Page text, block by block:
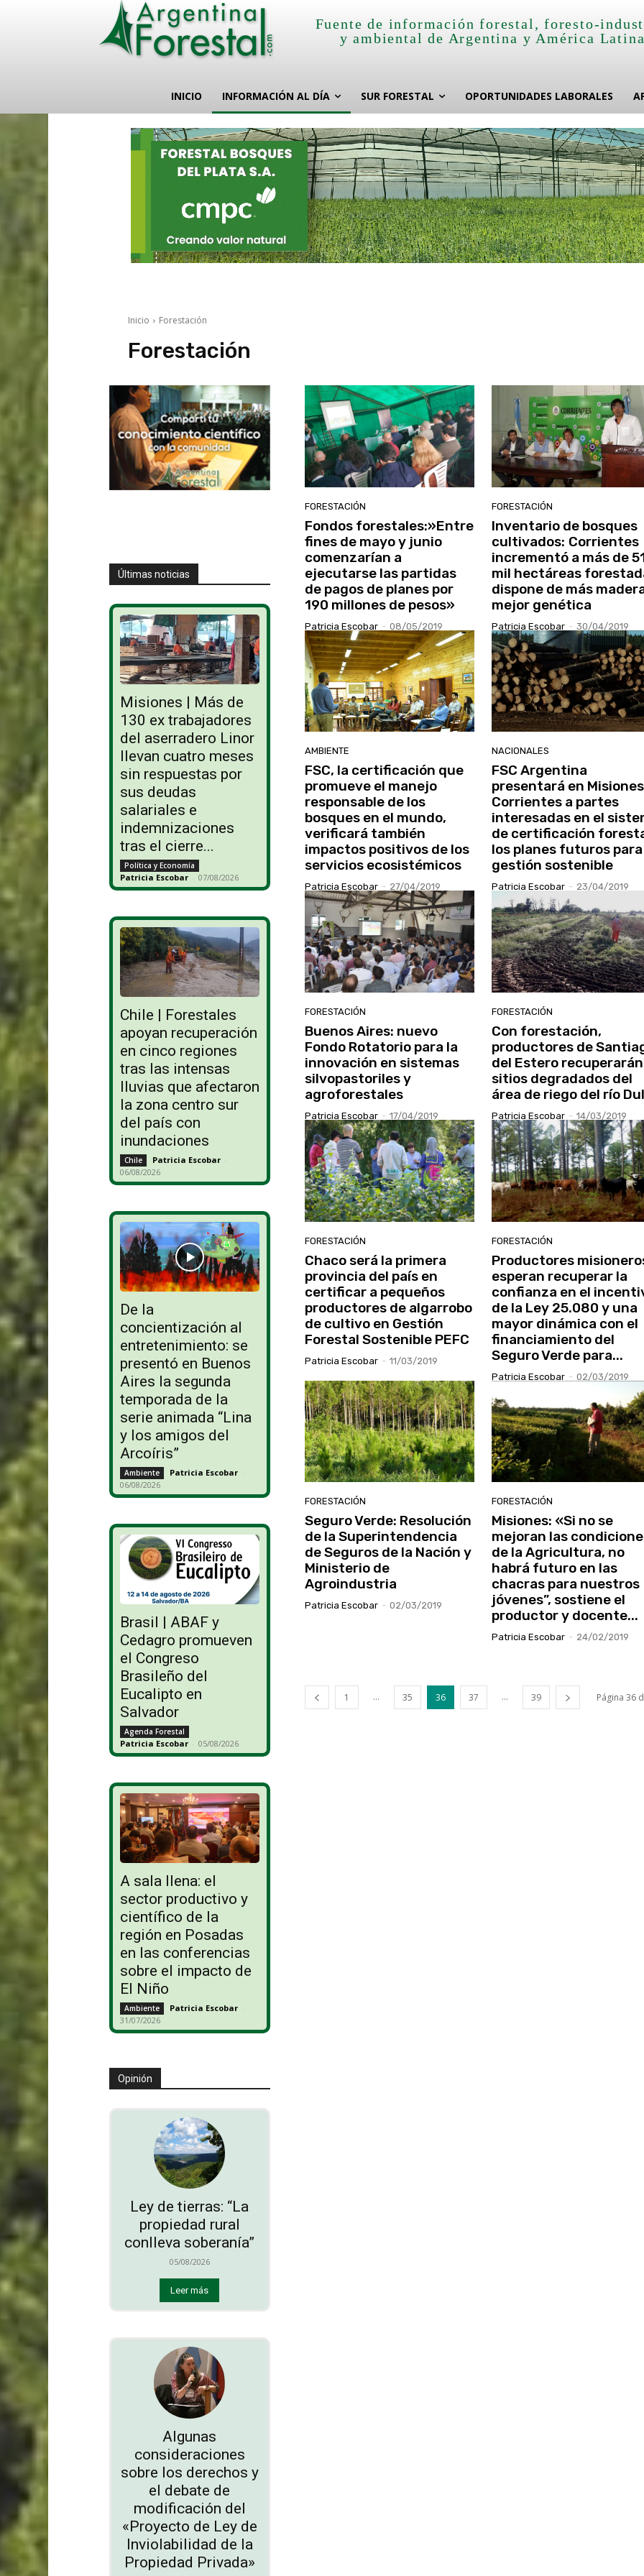
Fuente de información forestal, foresto-
y ambiental de Argentina y América
INICIO INFORMACIÓN AL DÍA SUR FORESTAL OPORTUNIDADES LABORALES
Inicio Forestación
Forestación
Últimas noticias
Misiones | Más de
130 ex trabajadores
del aserradero Linor
llevan cuatro meses
sin respuestas por
sus deudas
salariales e
indemnizaciones
tras el cierre...
Política y Economía
Patricia Escobar - 07/08/2026
Chile | Forestales
apoyan recuperación
en cinco regiones
tras las intensas
lluvias que afectaron
la zona centro sur
del país con
inundaciones
Chile Patricia Escobar -
06/08/2026
De la
concientización al
entretenimiento: se
presentó en Buenos
Aires la segunda
temporada de la
serie animada “Lina
y los amigos del
Arcoíris”
Ambiente Patricia Escobar -
06/08/2026
Brasil | ABAF y
Cedagro promueven
el Congreso
Brasileño del
Eucalipto en
Salvador
Agenda Forestal
Patricia Escobar - 05/08/2026
A sala llena: el
sector productivo y
científico de la
región en Posadas
en las conferencias
sobre el impacto de
El Niño
Ambiente Patricia Escobar -
31/07/2026
Opinión
Ley de tierras: “La
propiedad rural
conlleva soberanía”
05/08/2026
Leer más
Algunas
consideraciones
sobre los derechos y
el debate de
modificación del
«Proyecto de Ley de
Inviolabilidad de la
Propiedad Privada»
FORESTACIÓN
Fondos forestales:»Entre
fines de mayo y junio
comenzarían a
ejecutarse las partidas
de pagos de planes por
190 millones de pesos»
Patricia Escobar - 08/05/2019
FORESTACIÓN
Inventario de bosques
cultivados: Corrientes
incrementó a más de
mil hectáreas
dispone de más
mejor genética
Patricia Escobar - 30/04/2019
AMBIENTE
FSC, la certificación que
promueve el manejo
responsable de los
bosques en el mundo,
verificará también
impactos positivos de los
servicios ecosistémicos
Patricia Escobar - 27/04/2019
NACIONALES
FSC Argentina
presentará en
Corrientes a partes
interesadas en el
de certificación
los planes futuros
gestión sostenible
Patricia Escobar - 23/04/2019
FORESTACIÓN
Buenos Aires: nuevo
Fondo Rotatorio para la
innovación en sistemas
silvopastoriles y
agroforestales
Patricia Escobar - 17/04/2019
FORESTACIÓN
Con forestación,
productores de
del Estero recuperarán
sitios degradados del
área de riego del río
Patricia Escobar - 14/03/2019
FORESTACIÓN
Chaco será la primera
provincia del país en
certificar a pequeños
productores de algarrobo
de cultivo en Gestión
Forestal Sostenible PEFC
Patricia Escobar - 11/03/2019
FORESTACIÓN
Productores
esperan recuperar la
confianza en el
de la Ley 25.080 y una
mayor dinámica con el
financiamiento del
Seguro Verde para...
Patricia Escobar - 02/03/2019
FORESTACIÓN
Seguro Verde: Resolución
de la Superintendencia
de Seguros de la Nación y
Ministerio de
Agroindustria
Patricia Escobar - 02/03/2019
FORESTACIÓN
Misiones: «Si no se
mejoran las
de la Agricultura, no
habrá futuro en las
chacras para nuestros
jóvenes”, sostiene el
productor y docente...
Patricia Escobar - 24/02/2019
1 ... 35 36 37 ... 39 Página 36